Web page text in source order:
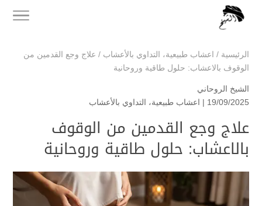
الرئيسية / اعشاب طبيعية، التداوي بالأعشاب / علاج وجع القدمين من
الوقوف بالاعشاب: حلول طاقية وروحانية
الشيخ الروحاني
19/09/2025 |
اعشاب طبيعية، التداوي بالأعشاب
علاج وجع القدمين من الوقوف
بالاعشاب: حلول طاقية وروحانية